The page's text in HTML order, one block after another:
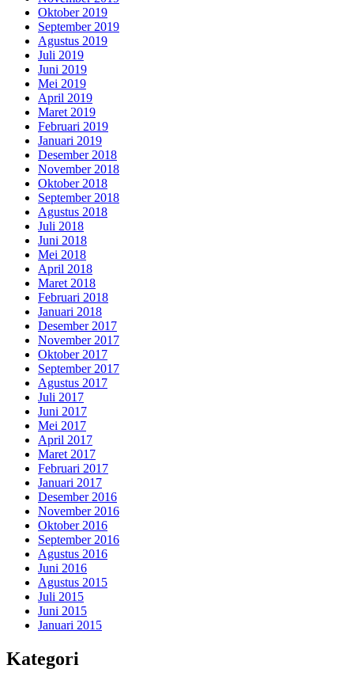
Oktober 2019
September 2019
Agustus 2019
Juli 2019
Juni 2019
Mei 2019
April 2019
Maret 2019
Februari 2019
Januari 2019
Desember 2018
November 2018
Oktober 2018
September 2018
Agustus 2018
Juli 2018
Juni 2018
Mei 2018
April 2018
Maret 2018
Februari 2018
Januari 2018
Desember 2017
November 2017
Oktober 2017
September 2017
Agustus 2017
Juli 2017
Juni 2017
Mei 2017
April 2017
Maret 2017
Februari 2017
Januari 2017
Desember 2016
November 2016
Oktober 2016
September 2016
Agustus 2016
Juni 2016
Agustus 2015
Juli 2015
Juni 2015
Januari 2015
Kategori